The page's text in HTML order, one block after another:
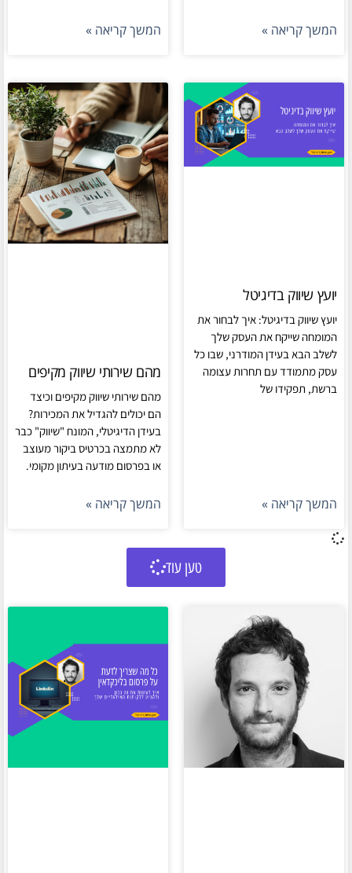
המשך קריאה » המשך קריאה »
יועץ שיווק בדיגיטל
יועץ שיווק בדיגיטל: איך לבחור את
המומחה שייקח את העסק שלך
לשלב הבא בעידן המודרני, שבו כל
עסק מתמודד עם תחרות עצומה
ברשת, תפקידו של
המשך קריאה »
מהם שירותי שיווק מקיפים
מהם שירותי שיווק מקיפים וכיצד
הם יכולים להגדיל את המכירות?
בעידן הדיגיטלי, המונח "שיווק" כבר
לא מתמצה בכרטיס ביקור מעוצב
או בפרסום מודעה בעיתון מקומי.
המשך קריאה »
טען עוד